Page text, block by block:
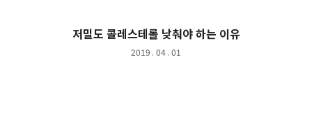
저밀도 콜레스테롤 낮춰야 하는 이유
2019 . 04 . 01